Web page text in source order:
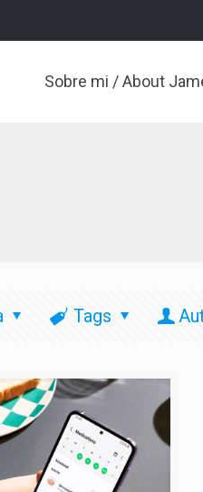
Sobre mi / About
Tags